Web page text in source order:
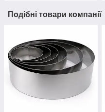
Подібні товари компанії